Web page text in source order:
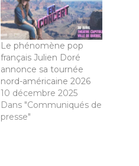
Le phénomène pop
français Julien Doré
annonce sa tournée
nord-américaine 2026
10 décembre 2025
Dans "Communiqués de
presse"